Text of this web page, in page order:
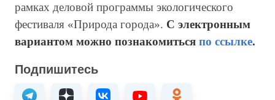
рамках деловой программы экологического
фестиваля «Природа города». С электронным
вариантом можно познакомиться по ссылке.
Подпишитесь